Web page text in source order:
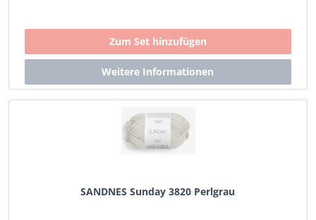
SANDNES Sunday 3820 Perlgrau